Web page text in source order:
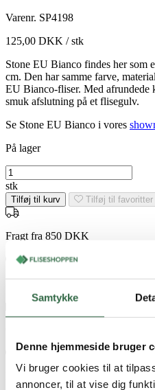
Samtykke
Denne hjemmeside bruger
Vi bruger cookies til at
annoncer, til at vise dig
Varenr. SP4198
125,00 DKK / stk
Stone EU Bianco findes her som
cm. Den har samme farve,
EU Bianco-fliser. Med afrundede
smuk afslutning på et flisegulv.
Se Stone EU Bianco i vores
På lager
Stone
EU
Bianco
sokkel
rt.
7,5x60
stk
Tilføj til kurv Tilføj til favoritter
Fragt fra 850 DKK
Hurtig levering 1-3 hverdage
Kvalitetsfliser fra EU